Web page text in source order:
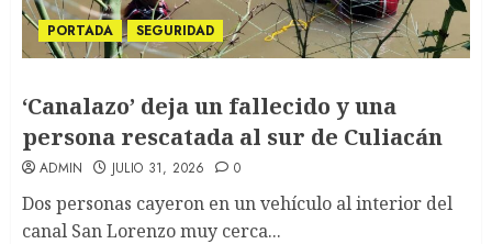
PORTADA SEGURIDAD
‘Canalazo’ deja un fallecido y una
persona rescatada al sur de Culiacán
ADMIN JULIO 31, 2026 0
Dos personas cayeron en un vehículo al interior del
canal San Lorenzo muy cerca...